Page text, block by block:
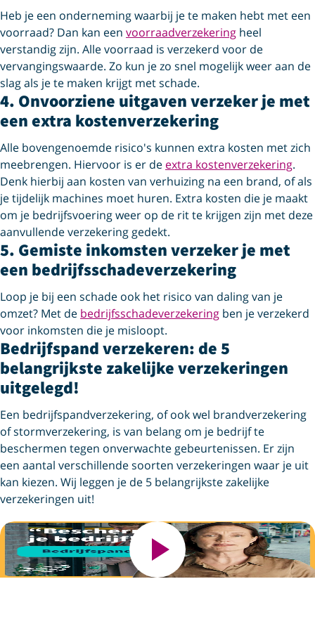
Heb je een onderneming waarbij je te maken hebt met een
voorraad? Dan kan een voorraadverzekering heel
verstandig zijn. Alle voorraad is verzekerd voor de
vervangingswaarde. Zo kun je zo snel mogelijk weer aan de
slag als je te maken krijgt met schade.
4. Onvoorziene uitgaven verzeker je met
een extra kosten­verzekering
Alle bovengenoemde risico's kunnen extra kosten met zich
meebrengen. Hiervoor is er de extra kostenverzekering.
Denk hierbij aan kosten van verhuizing na een brand, of als
je tijdelijk machines moet huren. Extra kosten die je maakt
om je bedrijfsvoering weer op de rit te krijgen zijn met deze
aanvullende verzekering gedekt.
5. Gemiste inkomsten verzeker je met
een bedrijfs­schade­verzekering
Loop je bij een schade ook het risico van daling van je
omzet? Met de bedrijfsschadeverzekering ben je verzekerd
voor inkomsten die je misloopt.
Bedrijfspand verzekeren: de 5
belangrijkste zakelijke verzekeringen
uitgelegd!
Een bedrijfspandverzekering, of ook wel brandverzekering
of stormverzekering, is van belang om je bedrijf te
beschermen tegen onverwachte gebeurtenissen. Er zijn
een aantal verschillende soorten verzekeringen waar je uit
kan kiezen. Wij leggen je de 5 belangrijkste zakelijke
verzekeringen uit!